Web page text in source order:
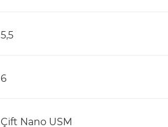
5,5
6
Çift Nano USM